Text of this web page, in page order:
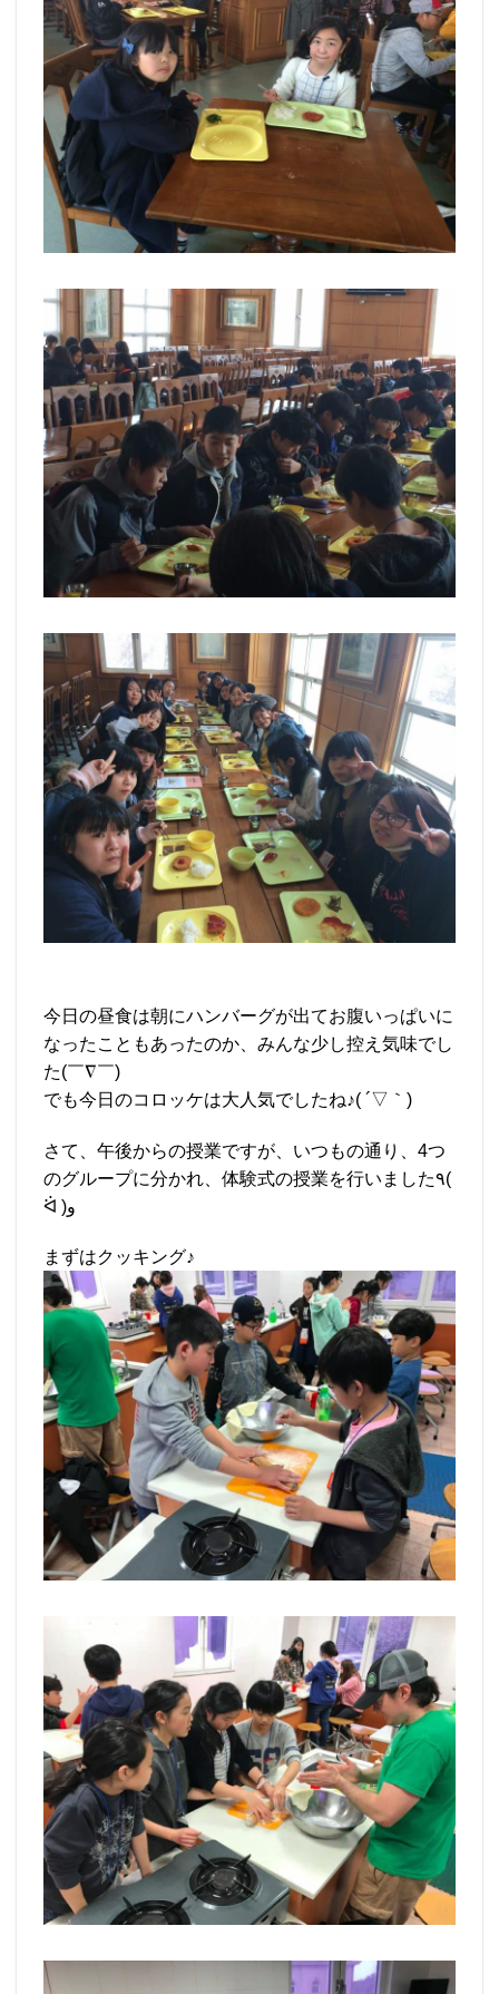
今日の昼食は朝にハンバーグが出てお腹いっぱいに
なったこともあったのか、みんな少し控え気味でし
た(￣∇￣)
でも今日のコロッケは大人気でしたね♪( ´▽｀)
さて、午後からの授業ですが、いつもの通り、4つ
のグループに分かれ、体験式の授業を行いました٩(
ᐛ )و
まずはクッキング♪